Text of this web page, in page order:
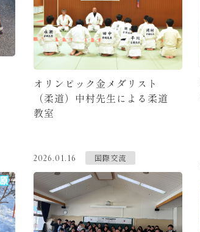
オリンピック金メダリスト
（柔道）中村先生による柔道
教室
2026.01.16 国際交流